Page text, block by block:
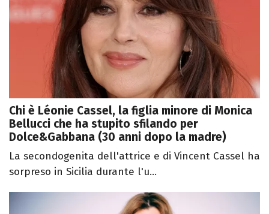
Chi è Léonie Cassel, la figlia minore di Monica
Bellucci che ha stupito sfilando per
Dolce&Gabbana (30 anni dopo la madre)
La secondogenita dell'attrice e di Vincent Cassel ha
sorpreso in Sicilia durante l'u...